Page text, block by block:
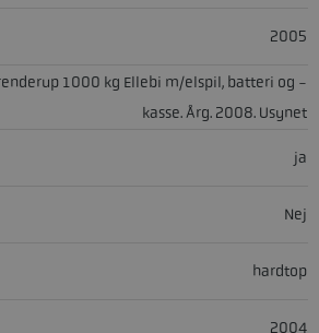
2005
1000 kg Ellebi m/elspil, batteri og -
kasse. Årg. 2008. Usynet
ja
Nej
hardtop
2004